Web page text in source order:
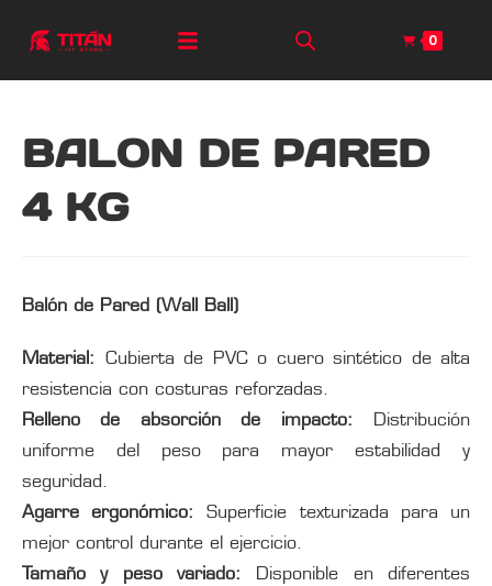
0
BALON DE PARED
4 KG
Balón de Pared (Wall Ball)
Material: Cubierta de PVC o cuero sintético de alta
resistencia con costuras reforzadas.
Relleno de absorción de impacto: Distribución
uniforme del peso para mayor estabilidad y
seguridad.
Agarre ergonómico:
Superficie texturizada para un
mejor control durante el ejercicio.
Tamaño y peso variado:
Disponible en diferentes